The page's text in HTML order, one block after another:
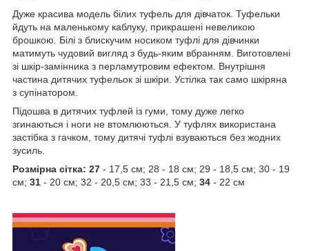
Дуже красива модель білих туфель для дівчаток. Туфельки
йдуть на маленькому каблуку, прикрашені невеликою
брошкою. Білі з блискучим носиком туфлі для дівчинки
матимуть чудовий вигляд з будь-яким вбранням. Виготовлені
зі шкір-замінника з перламутровим ефектом. Внутрішня
частина дитячих туфельок зі шкіри. Устілка так само шкіряна
з супінатором.
Підошва в дитячих туфлей із гуми, тому дуже легко
згинаються і ноги не втомлюються. У туфлях використана
застібка з гачком, тому дитячі туфлі взуваються без жодних
зусиль.
Розмірна сітка: 27 - 17,5 см; 28 - 18 см; 29 - 18,5 см; 30 - 19
см; 31 - 20 см; 32 - 20,5 см; 33 - 21,5 см; 34 - 22 см